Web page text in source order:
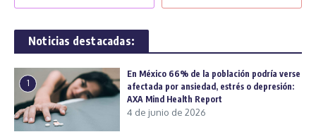
Noticias destacadas:
1
En México 66% de la población podría verse
afectada por ansiedad, estrés o depresión:
AXA Mind Health Report
4 de junio de 2026